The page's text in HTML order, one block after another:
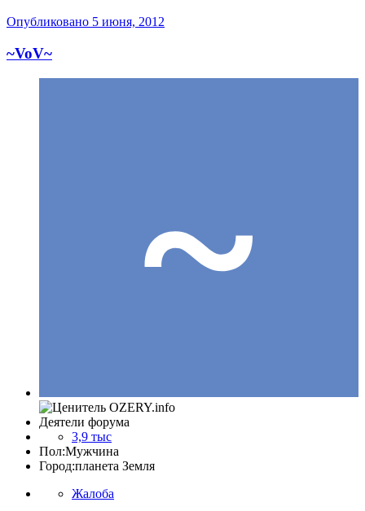
Опубликовано 5 июня, 2012
~VoV~
Деятели форума
3,9 тыс
Пол:Мужчина
Город:планета Земля
Жалоба